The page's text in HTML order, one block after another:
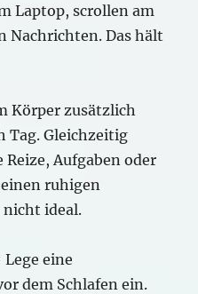
Laptop, scrollen am
Nachrichten. Das hält
Körper zusätzlich
Tag. Gleichzeitig
Aufgaben oder
ruhigen
nicht ideal.
eine
dem Schlafen ein.